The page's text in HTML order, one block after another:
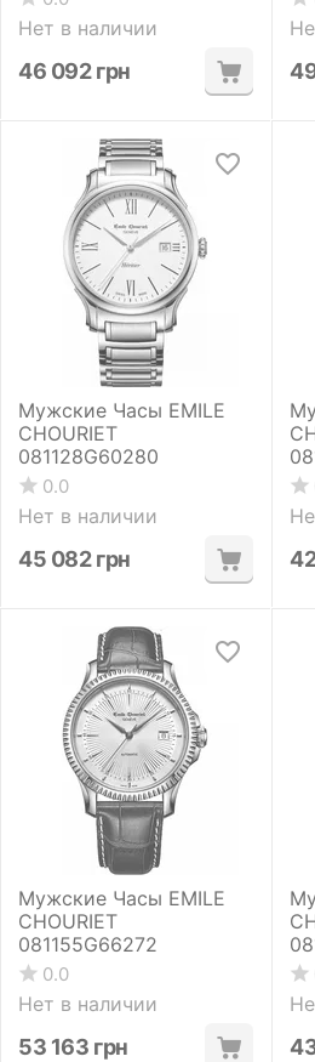
Нет в наличии
46 092 грн
Мужские Часы EMILE
CHOURIET
081128G60280
0.0
Нет в наличии
45 082 грн
Мужские Часы EMILE
CHOURIET
081155G66272
0.0
Нет в наличии
53 163 грн